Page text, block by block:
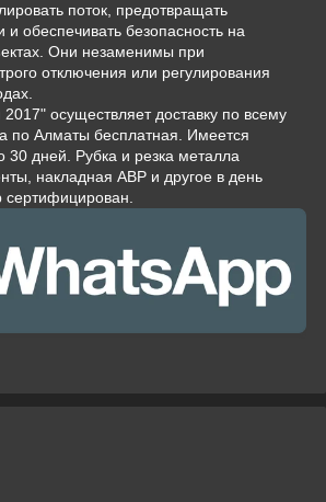
поток, предотвращать
и обеспечивать безопасность на
Они незаменимы при
отключения или регулирования
осуществляет доставку по всему
по Алматы бесплатная. Имеется
30 дней. Рубка и резка металла
накладная АВР и другое в день
сертифицирован.